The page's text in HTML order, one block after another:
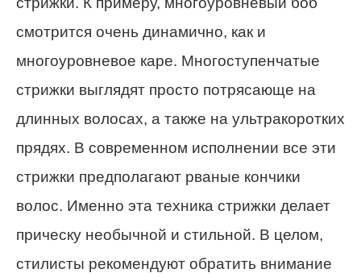
смотрится очень динамично, как и
многоуровневое каре. Многоступенчатые
стрижки выглядят просто потрясающе на
длинных волосах, а также на ультракоротких
прядях. В современном исполнении все эти
стрижки предполагают рваные кончики
волос. Именно эта техника стрижки делает
прическу необычной и стильной. В целом,
стилисты рекомендуют обратить внимание